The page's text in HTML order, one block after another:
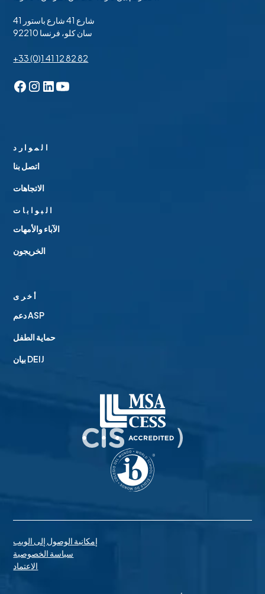
41 شارع 41 شارع باستور
92210 سان كلو، فرنسا
+33 (0)1 41 12 82 82
الموارد
اتصل بنا
الاتجاهات
البوابات
الآباء والأمهات
الخريجون
أخرى
دعم ASP
حماية الطفل
بيان DEIJ
إمكانية الوصول إلى الويب
سياسة الخصوصية
الاعتماد